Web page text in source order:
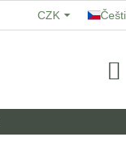
HODNOCENÍ
CZK